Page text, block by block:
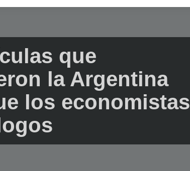
que
la Argentina
los economistas